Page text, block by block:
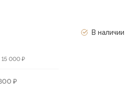
В наличии
15 000 ₽
₽